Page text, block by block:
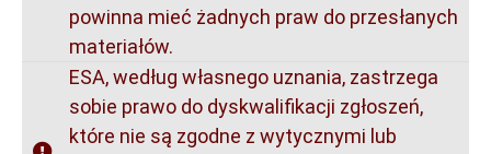
powinna mieć żadnych praw do przesłanych
materiałów.
ESA, według własnego uznania, zastrzega
sobie prawo do dyskwalifikacji zgłoszeń,
które nie są zgodne z wytycznymi lub